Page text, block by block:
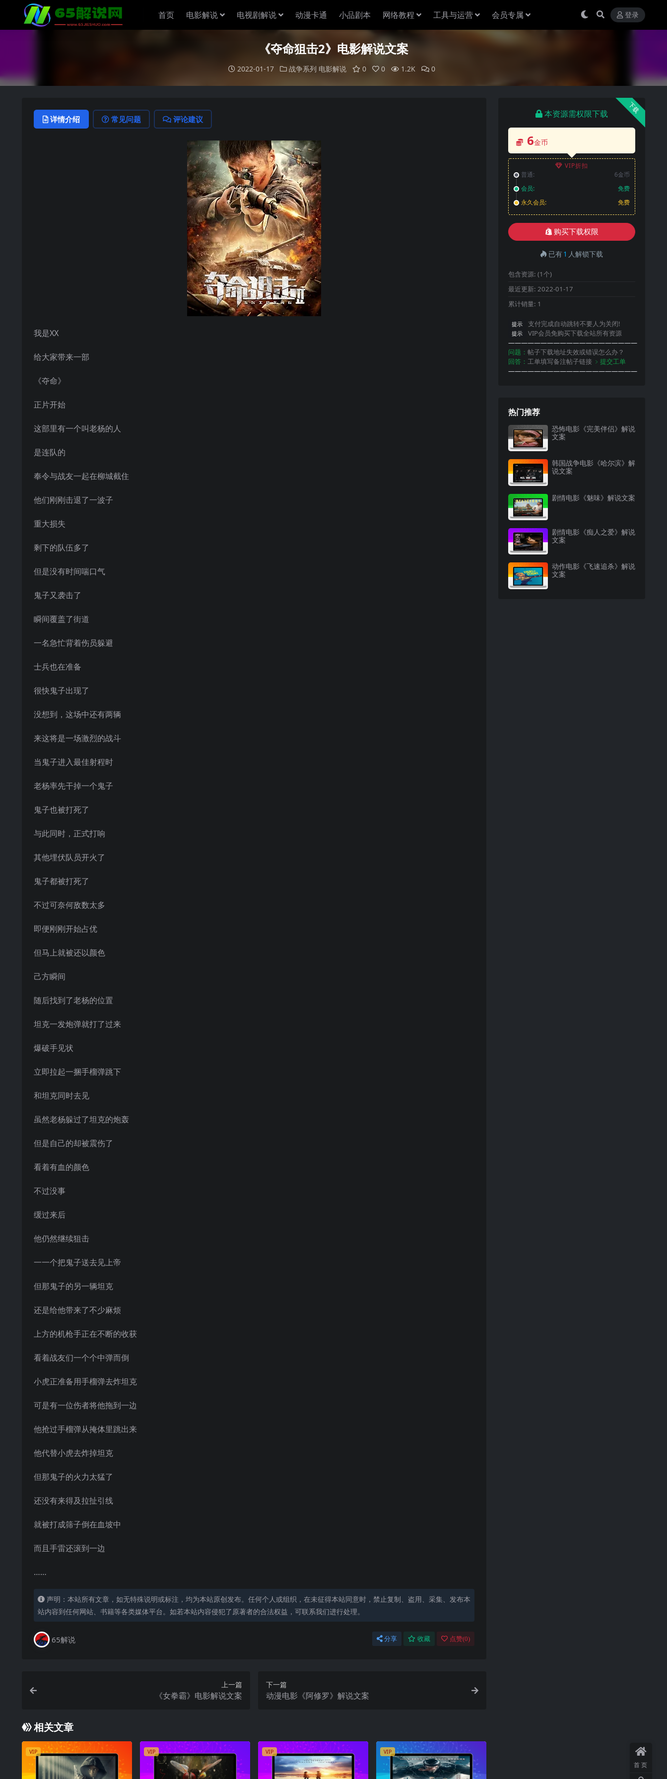
首页 电影解说 电视剧解说 动漫卡通 小品剧本 网络教程 工具与运营 会员专属 登录
《夺命狙击2》电影解说文案
2022-01-17 战争系列 电影解说 0 0 1.2K 0
详情介绍 常见问题 评论建议
我是XX
给大家带来一部
《夺命》
正片开始
这部里有一个叫老杨的人
是连队的
奉令与战友一起在柳城截住
他们刚刚击退了一波子
重大损失
剩下的队伍多了
但是没有时间喘口气
鬼子又袭击了
瞬间覆盖了街道
一名急忙背着伤员躲避
士兵也在准备
很快鬼子出现了
没想到，这场中还有两辆
来这将是一场激烈的战斗
当鬼子进入最佳射程时
老杨率先干掉一个鬼子
鬼子也被打死了
与此同时，正式打响
其他埋伏队员开火了
鬼子都被打死了
不过可奈何敌数太多
即便刚刚开始占优
但马上就被还以颜色
己方瞬间
随后找到了老杨的位置
坦克一发炮弹就打了过来
爆破手见状
立即拉起一捆手榴弹跳下
和坦克同时去见
虽然老杨躲过了坦克的炮轰
但是自己的却被震伤了
看着有血的颜色
不过没事
缓过来后
他仍然继续狙击
一一个把鬼子送去见上帝
但那鬼子的另一辆坦克
还是给他带来了不少麻烦
上方的机枪手正在不断的收获
看着战友们一个个中弹而倒
小虎正准备用手榴弹去炸坦克
可是有一位伤者将他拖到一边
他抢过手榴弹从掩体里跳出来
他代替小虎去炸掉坦克
但那鬼子的火力太猛了
还没有来得及拉扯引线
就被打成筛子倒在血坡中
而且手雷还滚到一边
……
声明：本站所有文章，如无特殊说明或标注，均为本站原创发布。任何个人或组织，在未征得本站同意时，禁止复制、盗用、采集、发布本
站内容到任何网站、书籍等各类媒体平台。如若本站内容侵犯了原著者的合法权益，可联系我们进行处理。
65解说 分享 收藏 点赞(0)
上一篇
《女拳霸》电影解说文案
下一篇
动漫电影《阿修罗》解说文案
相关文章
VIP VIP VIP VIP
下载
本资源需权限下载
6金币
VIP折扣
普通:
6金币
会员:
免费
永久会员:
免费
购买下载权限
已有1 人解锁下载
包含资源: (1个)
最近更新: 2022-01-17
累计销量: 1
提示 支付完成自动跳转不要人为关闭!
提示
VIP会员免购买下载全站所有资源
————————————————————
问题： 帖子下载地址失效或错误怎么办？
回答： 工单填写备注帖子链接 ﹥提交工单
————————————————————
热门推荐
恐怖电影《完美伴侣》解说
文案
韩国战争电影《哈尔滨》解
说文案
剧情电影《魅味》解说文案
剧情电影《痴人之爱》解说
文案
动作电影《飞速追杀》解说
文案
首页